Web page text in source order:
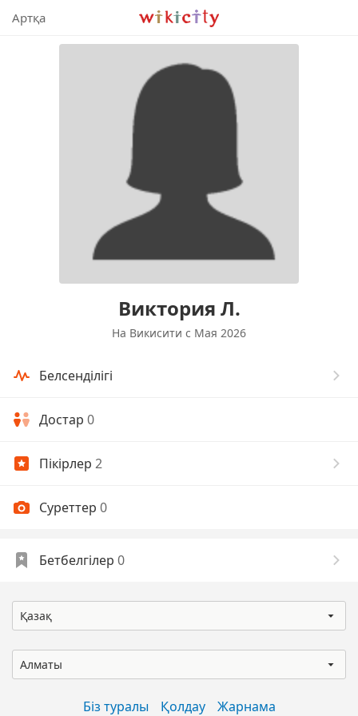
Викисити
Артқа
Виктория Л.
На Викисити c Мая 2026
Белсенділігі
Достар 0
Пікірлер 2
Суреттер 0
Бетбелгілер 0
Қазақ
Алматы
Біз туралы Қолдау Жарнама